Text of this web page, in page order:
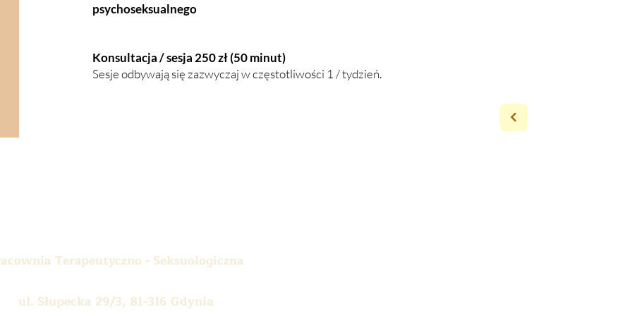
psychoseksualnego
Konsultacja / sesja 250 zł (50 minut)
Sesje odbywają się zazwyczaj w częstotliwości 1 / tydzień.
Terapeutyczno - Seksuologiczna
ul. Słupecka 29/3, 81-316 Gdynia